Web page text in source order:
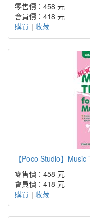
零售價：458 元
會員價：418 元
購買 | 收藏
【Poco Studio】
零售價：458 元
會員價：418 元
購買 | 收藏